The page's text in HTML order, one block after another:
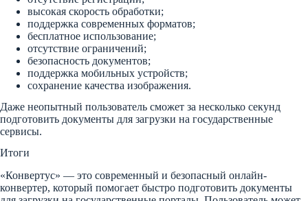
высокая скорость обработки;
поддержка современных форматов;
бесплатное использование;
отсутствие ограничений;
безопасность документов;
поддержка мобильных устройств;
сохранение качества изображения.
Даже неопытный пользователь сможет за несколько секунд
подготовить документы для загрузки на государственные
сервисы.
Итоги
«Конвертус» — это современный и безопасный онлайн-
конвертер, который помогает быстро подготовить документы